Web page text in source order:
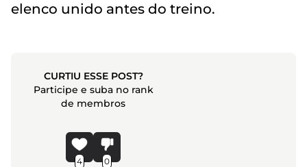
elenco unido antes do treino.
CURTIU ESSE POST?
Participe e suba no rank
de membros
4 0